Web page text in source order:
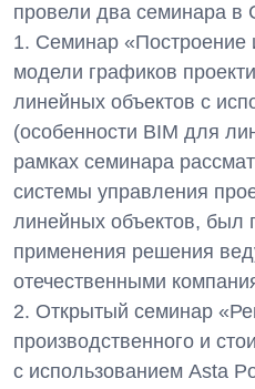
провели два семинара в
1. Семинар
модели графиков
линейных объектов с
(особенности BIM для
рамках семинара
системы управления
линейных объектов, был
применения решения
отечественными
2. Открытый семинар
производственного и
с использованием Asta